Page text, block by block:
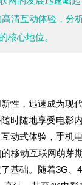
清互动体验，
核心地位。
性，迅速成为现
时随地享受电
动式体验，手机
移动互联网萌
基础。随着3G